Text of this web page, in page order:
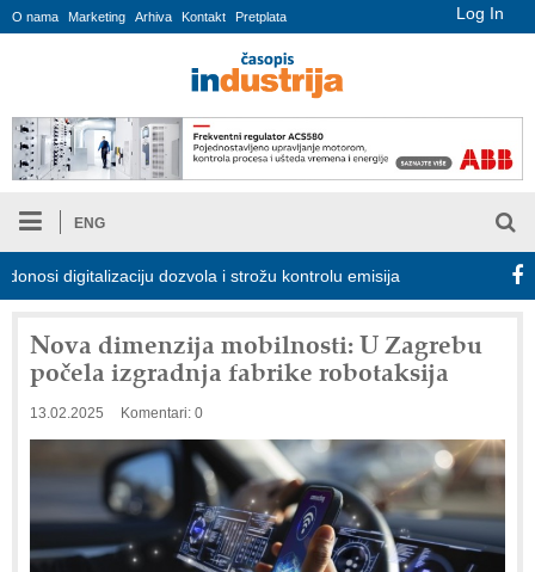
Log In
O nama Marketing Arhiva Kontakt Pretplata
ENG
digitalizaciju dozvola i strožu kontrolu emisija Proizvodnja
Nova dimenzija mobilnosti: U Zagrebu
počela izgradnja fabrike robotaksija
13.02.2025 Komentari: 0